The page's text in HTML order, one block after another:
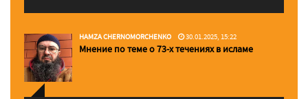
HAMZA CHERNOMORCHENKO 30.01.2025, 15:22
Мнение по теме о 73-х течениях в исламе